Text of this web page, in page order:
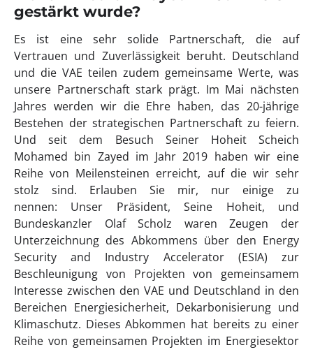
gestärkt wurde?
Es ist eine sehr solide Partnerschaft, die auf
Vertrauen und Zuverlässigkeit beruht. Deutschland
und die VAE teilen zudem gemeinsame Werte, was
unsere Partnerschaft stark prägt. Im Mai nächsten
Jahres werden wir die Ehre haben, das 20-jährige
Bestehen der strategischen Partnerschaft zu feiern.
Und seit dem Besuch Seiner Hoheit Scheich
Mohamed bin Zayed im Jahr 2019 haben wir eine
Reihe von Meilensteinen erreicht, auf die wir sehr
stolz sind. Erlauben Sie mir, nur einige zu
nennen: Unser Präsident, Seine Hoheit, und
Bundeskanzler Olaf Scholz waren Zeugen der
Unterzeichnung des Abkommens über den Energy
Security and Industry Accelerator (ESIA) zur
Beschleunigung von Projekten von gemeinsamem
Interesse zwischen den VAE und Deutschland in den
Bereichen Energiesicherheit, Dekarbonisierung und
Klimaschutz. Dieses Abkommen hat bereits zu einer
Reihe von gemeinsamen Projekten im Energiesektor